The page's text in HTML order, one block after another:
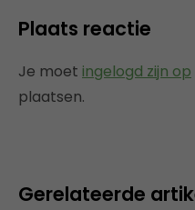
Plaats reactie
Je moet ingelogd zijn op
plaatsen.
Gerelateerde